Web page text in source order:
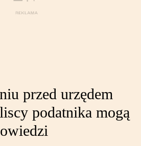
przed urzędem
podatnika mogą